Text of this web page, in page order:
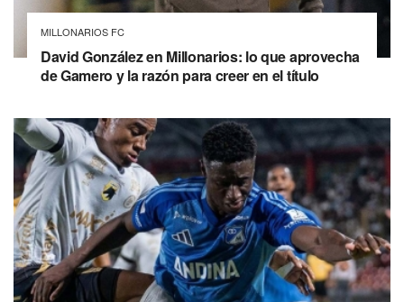
MILLONARIOS FC
David González en Millonarios: lo que aprovecha
de Gamero y la razón para creer en el título